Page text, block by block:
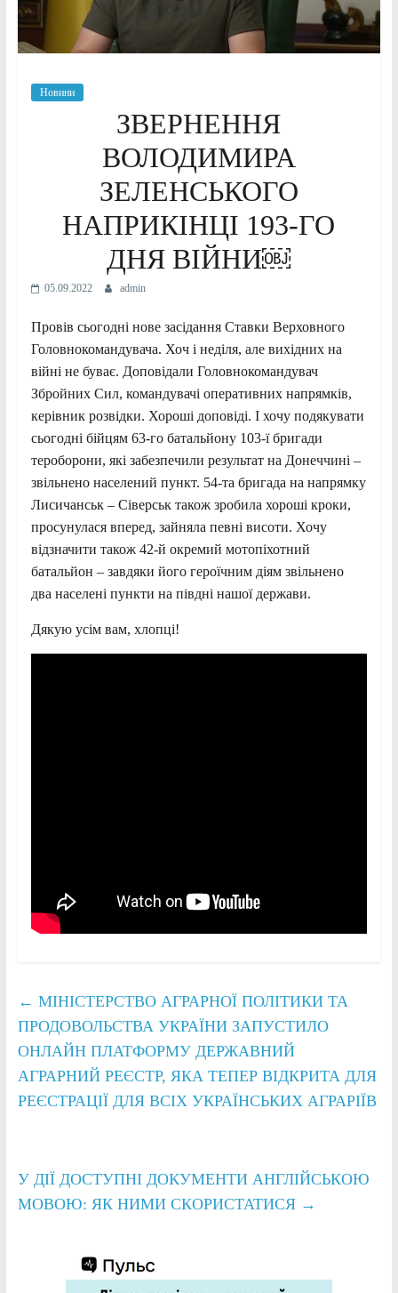
Новини
ЗВЕРНЕННЯ
ВОЛОДИМИРА
ЗЕЛЕНСЬКОГО
НАПРИКІНЦІ 193-ГО
ДНЯ ВІЙНИ￼
05.09.2022 admin
Провів сьогодні нове засідання Ставки Верховного
Головнокомандувача. Хоч і неділя, але вихідних на
війні не буває. Доповідали Головнокомандувач
Збройних Сил, командувачі оперативних напрямків,
керівник розвідки. Хороші доповіді. І хочу подякувати
сьогодні бійцям 63-го батальйону 103-ї бригади
тероборони, які забезпечили результат на Донеччині –
звільнено населений пункт. 54-та бригада на напрямку
Лисичанськ – Сіверськ також зробила хороші кроки,
просунулася вперед, зайняла певні висоти. Хочу
відзначити також 42-й окремий мотопіхотний
батальйон – завдяки його героїчним діям звільнено
два населені пункти на півдні нашої держави.
Дякую усім вам, хлопці!
← МІНІСТЕРСТВО АГРАРНОЇ ПОЛІТИКИ ТА
ПРОДОВОЛЬСТВА УКРАЇНИ ЗАПУСТИЛО
ОНЛАЙН ПЛАТФОРМУ ДЕРЖАВНИЙ
АГРАРНИЙ РЕЄСТР, ЯКА ТЕПЕР ВІДКРИТА ДЛЯ
РЕЄСТРАЦІЇ ДЛЯ ВСІХ УКРАЇНСЬКИХ АГРАРІЇВ
У ДІЇ ДОСТУПНІ ДОКУМЕНТИ АНГЛІЙСЬКОЮ
МОВОЮ: ЯК НИМИ СКОРИСТАТИСЯ →